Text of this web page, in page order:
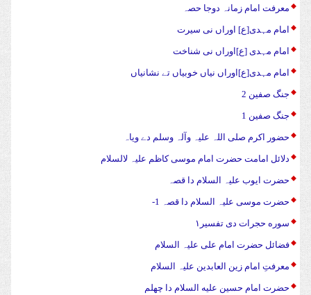
معرفت امام زمانہ دوجا حصہ
امام مہدی[ع] اوراں نی سیرت
امام مہدی [ع]اوراں نی شناخت
امام مہدی[ع]اوراں نیاں خوبیاں تے نشانیاں
جنگ صفین 2
جنگ صفین 1
حضور اکرم صلی اللہ علیہ وآلہ وسلم دے ویاہ
دلائل امامت حضرت امام موسی کاظم علیہ لالسلام
حضرت ایوب علیہ السلام دا قصہ
حضرت موسی علیہ السلام دا قصہ 1-
سوره حجرات دی تفسیر۱
فضائل حضرت امام علی علیہ السلام
معرفتِ امام زین العابدین علیہ السلام
حضرت امام حسین علیه السلام دا چهلم